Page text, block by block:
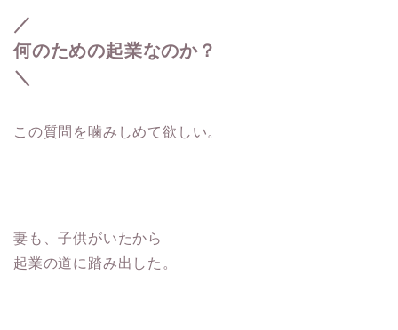
／
何のための起業なのか？
＼
この質問を噛みしめて欲しい。
妻も、子供がいたから
起業の道に踏み出した。